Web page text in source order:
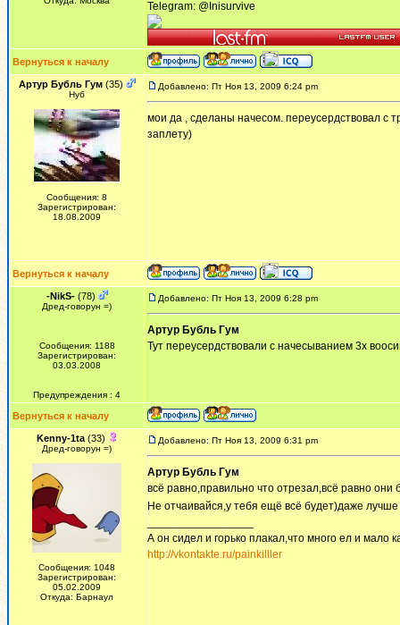
Telegram: @Inisurvive
Вернуться к началу
Артур Бубль Гум(35)
Нуб
Сообщения: 8
Зарегистрирован:
18.08.2009
Добавлено: Пт Ноя 13, 2009 6:24 pm
мои да , сделаны начесом. переусердствовал с
заплету)
Вернуться к началу
-NikS-(78)
Дред-говорун =)
Сообщения: 1188
Зарегистрирован:
03.03.2008
Предупреждения : 4
Добавлено: Пт Ноя 13, 2009 6:28 pm
Артур Бубль Гум
Тут переусердствовали с начесыванием 3х
Вернуться к началу
Kenny-1ta(33)
Дред-говорун =)
Сообщения: 1048
Зарегистрирован:
05.02.2009
Откуда: Барнаул
Добавлено: Пт Ноя 13, 2009 6:31 pm
Артур Бубль Гум
всё равно,правильно что отрезал,всё равно они
Не отчаивайся,у тебя ещё всё будет)даже лучше
А он сидел и горько плакал,что много ел и мало
http://vkontakte.ru/painkilller